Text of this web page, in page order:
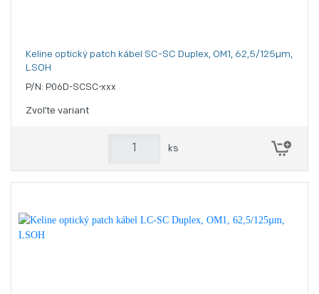
Keline optický patch kábel SC-SC Duplex, OM1, 62,5/125µm,
LSOH
P/N: P06D-SCSC-xxx
Zvoľte variant
ks